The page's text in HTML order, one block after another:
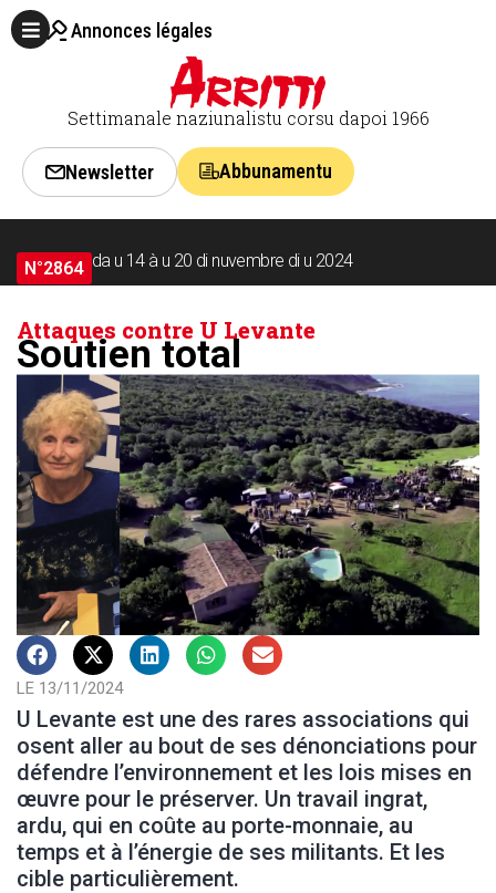
Annonces légales
Settimanale naziunalistu corsu dapoi 1966
Newsletter Abbunamentu
N°2864 da u 14 à u 20 di nuvembre di u 2024
Attaques contre U Levante
Soutien total
LE 13/11/2024
U Levante est une des rares associations qui
osent aller au bout de ses dénonciations pour
défendre l’environnement et les lois mises en
œuvre pour le préserver. Un travail ingrat,
ardu, qui en coûte au porte-monnaie, au
temps et à l’énergie de ses militants. Et les
cible particulièrement.